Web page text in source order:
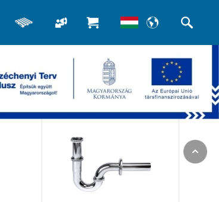
>>Mosdó búra-, és csőszifonok
Kapcsolódó termékek